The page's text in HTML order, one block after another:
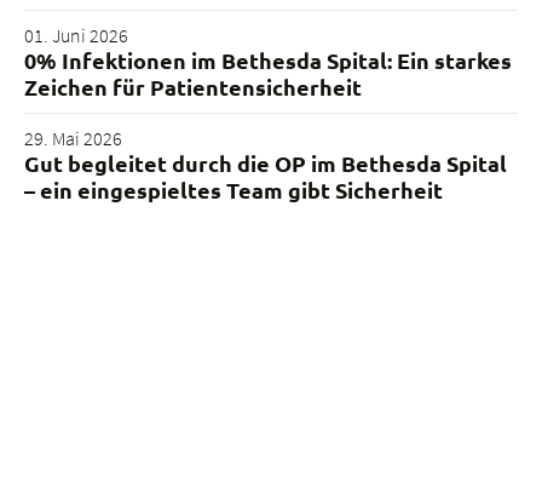
01. Juni 2026
0% Infektionen im Bethesda Spital: Ein starkes
Zeichen für Patientensicherheit
29. Mai 2026
Gut begleitet durch die OP im Bethesda Spital
– ein eingespieltes Team gibt Sicherheit